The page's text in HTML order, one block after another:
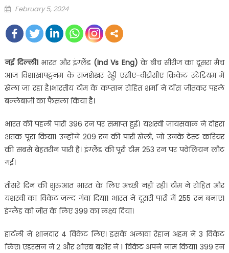
Posted
February 5, 2024
नई दिल्ली। भारत और इंग्लैंड (Ind Vs Eng)के बीच सीरीज का दूसरा मैच
आज विशाखापट्टनम के राजशेखर रेड्डी एसीए-वीडीसीए क्रिकेट स्टेडियम में
खेला जा रहा है।भारतीय टीम के कप्‍तान रोहित शर्मा ने टॉस जीतकर पहले
बल्‍लेबाजी का फैसला किया है।
भारत की पहली पारी 396 रन पर समाप्त हुई। यशस्वी जायसवाल ने दोहरा
शतक पूरा किया। उन्होंने 209 रन की पारी खेली, जो उनके टेस्ट करियर
की सबसे बेहतरीन पारी है। इंग्लैंड की पूरी टीम 253 रन पर पवेलियन लौट
गई।
तीसरे दिन की शुरुआत भारत के लिए अच्छी नहीं रही। टीम ने रोहित और
यशस्वी का विकेट जल्द गंवा दिया। भारत ने दूसरी पारी में 255 रन बनाए।
इंग्लैंड को जीत के लिए 399 का लक्ष्य दिया।
हार्टली ने शानदार 4 विकेट लिए। इसके अलावा रेहान अहम ने 3 विकेट
लिए। एंडरसन ने 2 और शोएब बशीर ने 1 विकेट अपने नाम किया। 399 रन